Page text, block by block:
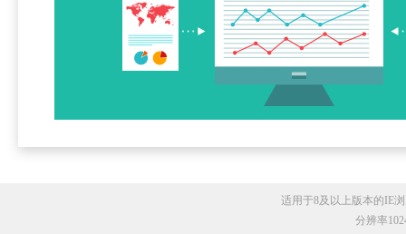
适用于8及以上版本的IE
分辨率